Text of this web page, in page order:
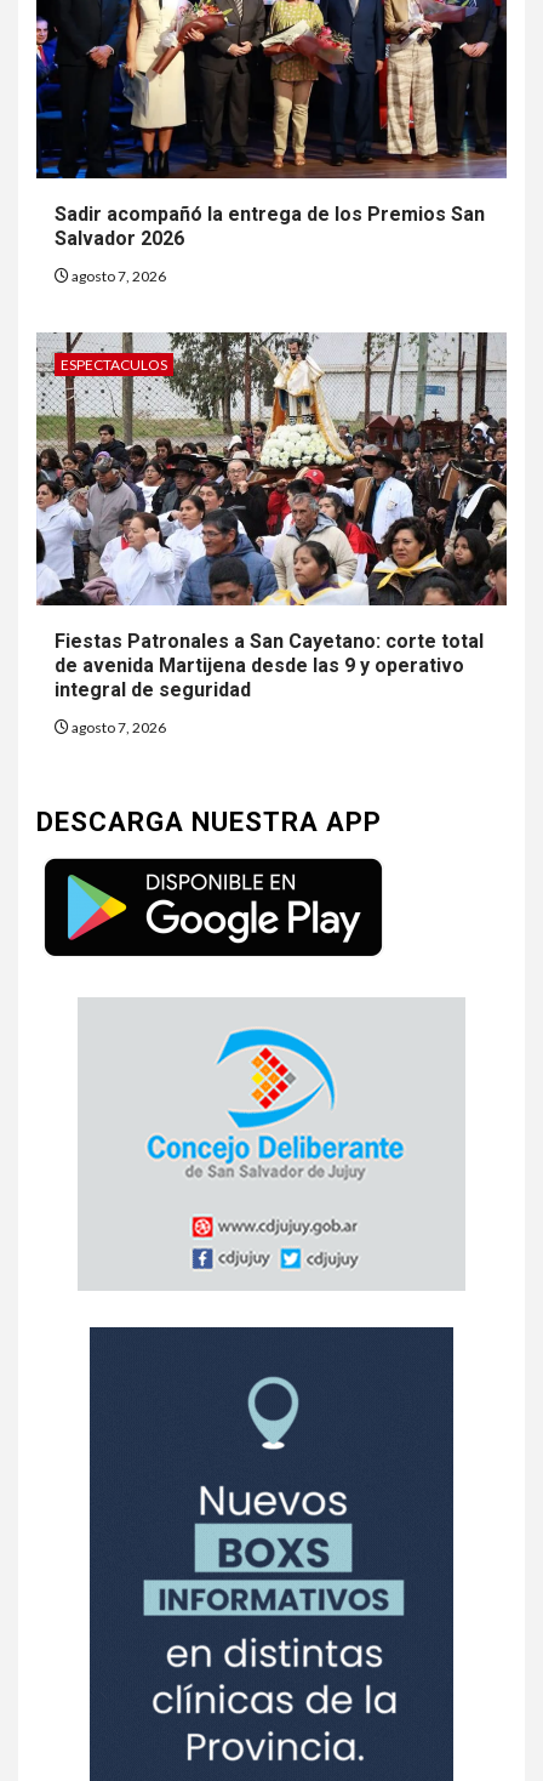
Sadir acompañó la entrega de los Premios San
Salvador 2026
agosto 7, 2026
ESPECTACULOS
Fiestas Patronales a San Cayetano: corte total
de avenida Martijena desde las 9 y operativo
integral de seguridad
agosto 7, 2026
DESCARGA NUESTRA APP